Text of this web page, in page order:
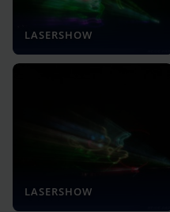
LASERSHOW
LASERSHOW